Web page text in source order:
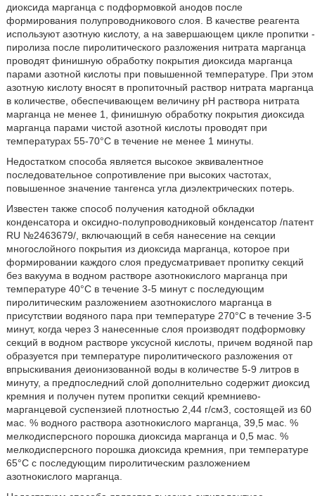
диоксида марганца с подформовкой анодов после
формирования полупроводникового слоя. В качестве реагента
используют азотную кислоту, а на завершающем цикле пропитки -
пиролиза после пиролитического разложения нитрата марганца
проводят финишную обработку покрытия диоксида марганца
парами азотной кислоты при повышенной температуре. При этом
азотную кислоту вносят в пропиточный раствор нитрата марганца
в количестве, обеспечивающем величину pH раствора нитрата
марганца не менее 1, финишную обработку покрытия диоксида
марганца парами чистой азотной кислоты проводят при
температурах 55-70°С в течение не менее 1 минуты.
Недостатком способа является высокое эквивалентное
последовательное сопротивление при высоких частотах,
повышенное значение тангенса угла диэлектрических потерь.
Известен также способ получения катодной обкладки
конденсатора и оксидно-полупроводниковый конденсатор /патент
RU №2463679/, включающий в себя нанесение на секции
многослойного покрытия из диоксида марганца, которое при
формировании каждого слоя предусматривает пропитку секций
без вакуума в водном растворе азотнокислого марганца при
температуре 40°С в течение 3-5 минут с последующим
пиролитическим разложением азотнокислого марганца в
присутствии водяного пара при температуре 270°С в течение 3-5
минут, когда через 3 нанесенные слоя производят подформовку
секций в водном растворе уксусной кислоты, причем водяной пар
образуется при температуре пиролитического разложения от
впрыскивания деионизованной воды в количестве 5-9 литров в
минуту, а предпоследний слой дополнительно содержит диоксид
кремния и получен путем пропитки секций кремниево-
марганцевой суспензией плотностью 2,44 г/см3, состоящей из 60
мас. % водного раствора азотнокислого марганца, 39,5 мас. %
мелкодисперсного порошка диоксида марганца и 0,5 мас. %
мелкодисперсного порошка диоксида кремния, при температуре
65°С с последующим пиролитическим разложением
азотнокислого марганца.